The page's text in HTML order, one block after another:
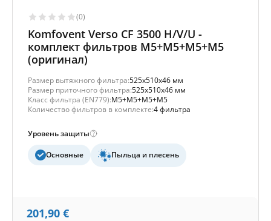
(0)
Komfovent Verso CF 3500 H/V/U -
комплект фильтров M5+M5+M5+M5
(оригинал)
Размер вытяжного фильтра:525x510x46 мм
Размер приточного фильтра:525x510x46 мм
Класс фильтра (EN779):M5+M5+M5+M5
Количество фильтров в комплекте:4 фильтра
Уровень защиты
Основные Пыльца и плесень
201,90 €